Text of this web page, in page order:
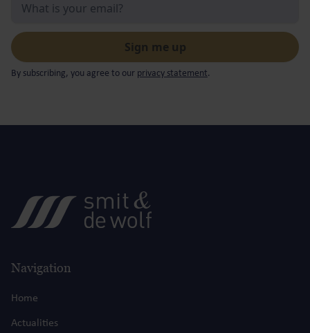
By subscribing, you agree to our privacy statement.
Navigation
Home
Actualities